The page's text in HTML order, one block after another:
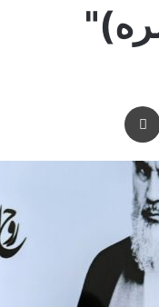
عبر البريد